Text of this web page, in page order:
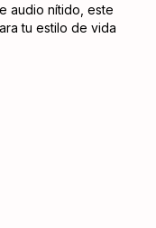
audio nítido, este
tu estilo de vida